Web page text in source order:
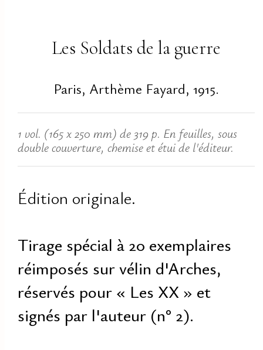
Les Soldats de la guerre
Paris, Arthème Fayard, 1915.
1 vol. (165 x 250 mm) de 319 p. En feuilles, sous
double couverture, chemise et étui de l'éditeur.
Édition originale.
Tirage spécial à 20 exemplaires
réimposés sur vélin d'Arches,
réservés pour « Les XX » et
signés par l'auteur (n° 2).